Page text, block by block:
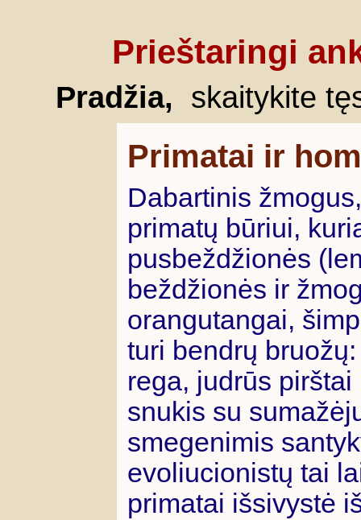
Prieštaringi
Pradžia, skaitykite
Primatai ir
Dabartinis
primatų būriui,
pusbeždžionės
beždžionės ir
orangutangai,
turi bendrų
rega, judrūs
snukis su
smegenimis
evoliucionistų tai
primatai išsivystė